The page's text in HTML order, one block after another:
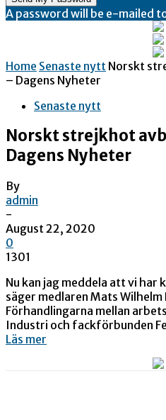
A password will be e-mailed
Home Senaste nytt Norskt
– Dagens Nyheter
Senaste nytt
Norskt strejkhot
Dagens Nyheter
By
admin
-
August 22, 2020
0
1301
Nu kan jag meddela att vi har
säger medlaren Mats Wilhelm
Förhandlingarna mellan
Industri och fackförbunden
Läs mer